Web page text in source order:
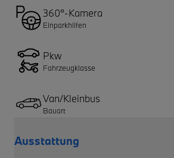
360°-Kamera
Einparkhilfen
Pkw
Fahrzeugklasse
Van/Kleinbus
Bauart
Ausstattung